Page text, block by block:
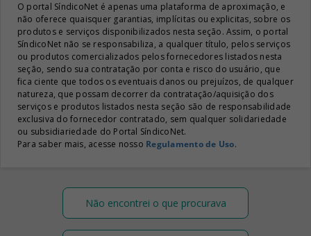
O portal SíndicoNet é apenas uma plataforma de aproximação, e
não oferece quaisquer garantias, implícitas ou explicitas, sobre os
produtos e serviços disponibilizados nesta seção. Assim, o portal
SíndicoNet não se responsabiliza, a qualquer título, pelos serviços
ou produtos comercializados pelos fornecedores listados nesta
seção, sendo sua contratação por conta e risco do usuário, que
fica ciente que todos os eventuais danos ou prejuízos, de qualquer
natureza, que possam decorrer da contratação/aquisição dos
serviços e produtos listados nesta seção são de responsabilidade
exclusiva do fornecedor contratado, sem qualquer solidariedade
ou subsidiariedade do Portal SíndicoNet.
Para saber mais, acesse nosso Regulamento de Uso.
Não encontrei o que procurava